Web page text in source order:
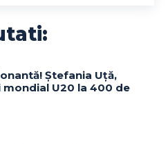
Ștefania Uță,
U20 la 400 de